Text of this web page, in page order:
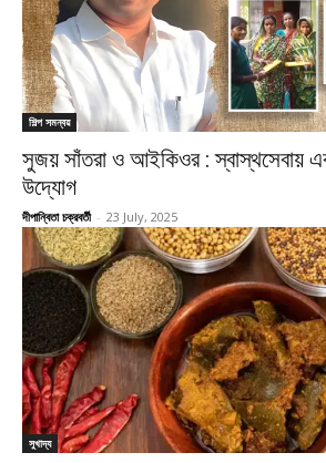
শিল্প সমন্বয়
সুজয় সাঁতরা ও আইকিওর : স্বাস্থসেবায়
উদ্যোগ
দীপান্বিতা চক্রবর্তী - 23 July, 2025
সুখাদ্য